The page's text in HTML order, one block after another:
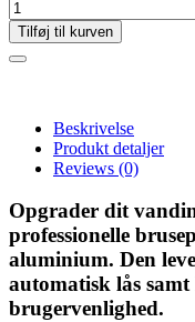
Tilføj til kurven
Beskrivelse
Produkt detaljer
Reviews (0)
Opgrader dit
professionelle
aluminium. Den
automatisk lås
brugervenlighed.